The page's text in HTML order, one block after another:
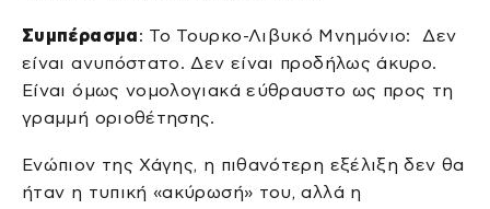
Συμπέρασμα: Το Τουρκο-Λιβυκό Μνημόνιο: Δεν
είναι ανυπόστατο. Δεν είναι προδήλως άκυρο.
Είναι όμως νομολογιακά εύθραυστο ως προς τη
γραμμή οριοθέτησης.
Ενώπιον της Χάγης, η πιθανότερη εξέλιξη δεν θα
ήταν η τυπική «ακύρωσή» του, αλλά η